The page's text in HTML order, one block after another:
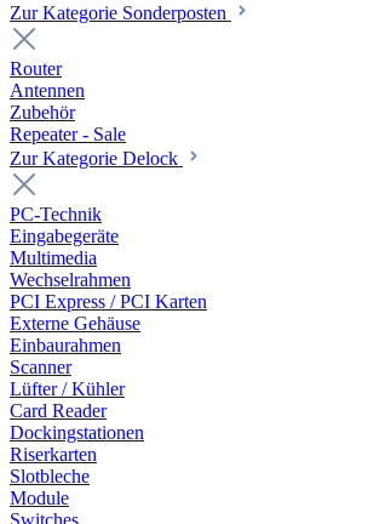
Zur Kategorie Sonderposten
Router
Antennen
Zubehör
Repeater - Sale
Zur Kategorie Delock
PC-Technik
Eingabegeräte
Multimedia
Wechselrahmen
PCI Express / PCI Karten
Externe Gehäuse
Einbaurahmen
Scanner
Lüfter / Kühler
Card Reader
Dockingstationen
Riserkarten
Slotbleche
Module
Switches